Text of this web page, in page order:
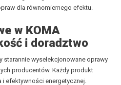
dla równomiernego efektu.
w KOMA
i doradztwo
starannie wyselekcjonowane oprawy
producentów. Każdy produkt
efektywności energetycznej.